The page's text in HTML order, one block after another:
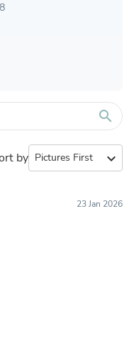
search
by expand_more
23 Jan 2026